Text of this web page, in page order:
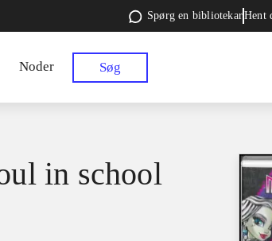
Spørg en bibliotekarHent
Noder Søg
in school